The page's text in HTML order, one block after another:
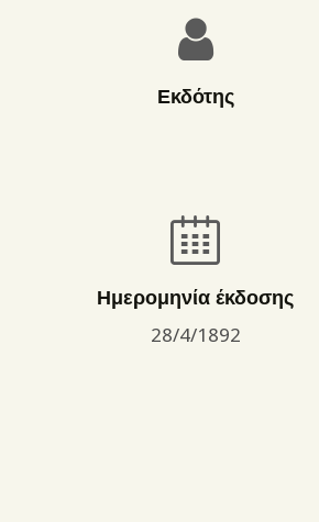
Εκδότης
Ημερομηνία έκδοσης
28/4/1892